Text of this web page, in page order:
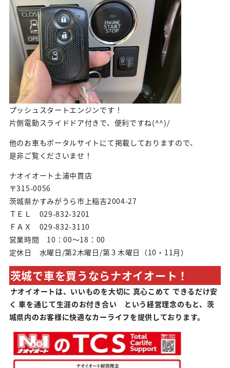
プッシュスタートエンジンです！
片側電動スライドドア付きで、便利ですね(^^)/
他のお車もポータルサイトにて掲載しておりますので、
是非ご覧くださいませ！
ナオイオート土浦中貫店
〒315-0056
茨城県かすみがうら市上稲吉2004-27
ＴＥＬ 029-832-3201
ＦＡＸ 029-832-3110
営業時間 10：00～18：00
定休日 水曜日/第2木曜日/第３木曜日（10・11月）
茨城で車を買うならナオイオート！
ナオイオートは、いいものを大切に 真心こめて できるだけ安
く 車を通じて生涯のお付き合い という経営理念のもと、茨
城県内のお客様に快適なカーライフを提供しております。